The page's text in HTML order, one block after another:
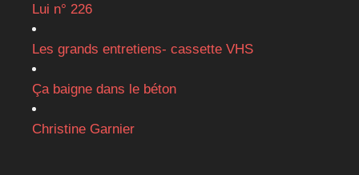
Lui n° 226
Les grands entretiens- cassette VHS
Ça baigne dans le béton
Christine Garnier